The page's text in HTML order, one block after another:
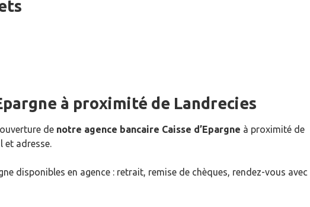
à proximité de Landrecies
de notre agence bancaire Caisse d’Epargne à proximité de
et adresse.
disponibles en agence : retrait, remise de chèques, rendez-vous avec